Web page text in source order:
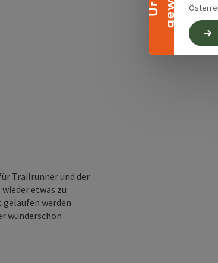
Trailrunner und der
etwas zu
gelaufen werden
wunderschön